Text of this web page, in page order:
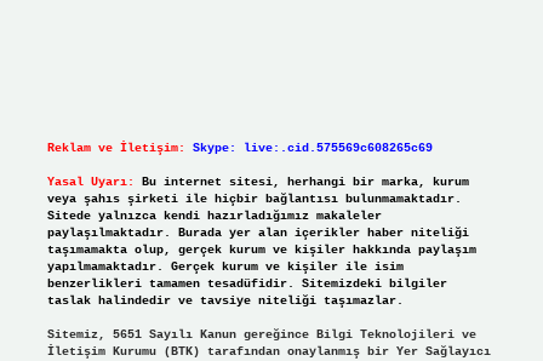
Reklam ve İletişim: Skype: live:.cid.575569c608265c69
Yasal Uyarı:
Bu internet sitesi, herhangi bir marka, kurum
veya şahıs şirketi ile hiçbir bağlantısı bulunmamaktadır.
Sitede yalnızca kendi hazırladığımız makaleler
paylaşılmaktadır. Burada yer alan içerikler haber niteliği
taşımamakta olup, gerçek kurum ve kişiler hakkında paylaşım
yapılmamaktadır. Gerçek kurum ve kişiler ile isim
benzerlikleri tamamen tesadüfidir. Sitemizdeki bilgiler
taslak halindedir ve tavsiye niteliği taşımazlar.
Sitemiz, 5651 Sayılı Kanun gereğince Bilgi Teknolojileri ve
İletişim Kurumu (BTK) tarafından onaylanmış bir Yer Sağlayıcı